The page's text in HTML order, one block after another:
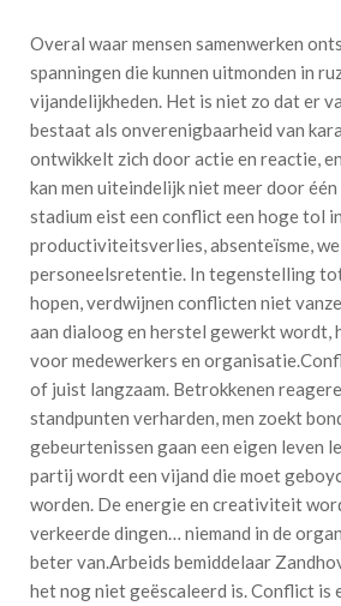
Overal waar mensen samenwerken
spanningen die kunnen uitmonden in
vijandelijkheden. Het is niet zo dat er
bestaat als onverenigbaarheid van
ontwikkelt zich door actie en reactie,
kan men uiteindelijk niet meer door
stadium eist een conflict een hoge tol in
productiviteitsverlies, absenteïsme,
personeelsretentie. In tegenstelling
hopen, verdwijnen conflicten niet
aan dialoog en herstel gewerkt wordt,
voor medewerkers en
of juist langzaam. Betrokkenen
standpunten verharden, men zoekt
gebeurtenissen gaan een eigen leven
partij wordt een vijand die moet
worden. De energie en creativiteit
verkeerde dingen… niemand in de
beter van.Arbeids bemiddelaar
het nog niet geëscaleerd is. Conflict is